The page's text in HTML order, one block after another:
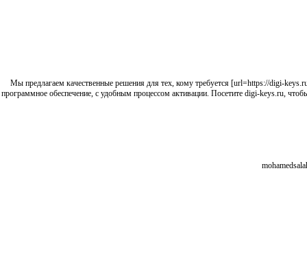
Мы предлагаем качественные решения для тех, кому требуется [url=https://digi-
программное обеспечение, с удобным процессом активации. Посетите digi-keys.ru,